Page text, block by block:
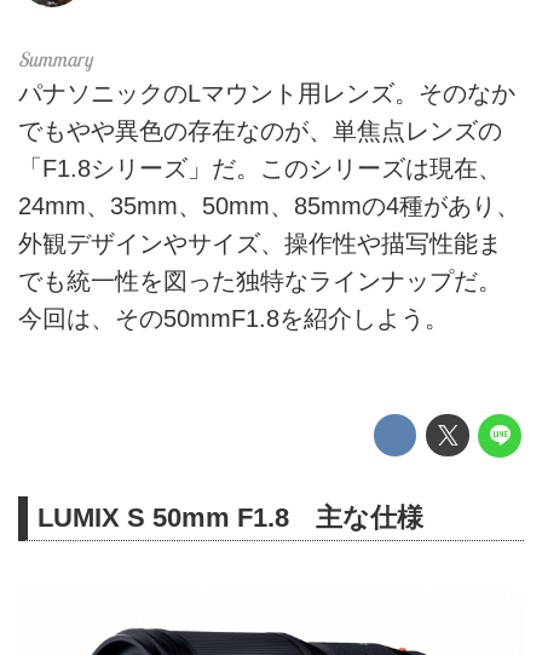
パナソニックのLマウント用レンズ。そのなか
でもやや異色の存在なのが、単焦点レンズの
「F1.8シリーズ」だ。このシリーズは現在、
24mm、35mm、50mm、85mmの4種があり、
外観デザインやサイズ、操作性や描写性能ま
でも統一性を図った独特なラインナップだ。
今回は、その50mmF1.8を紹介しよう。
LUMIX S 50mm F1.8 主な仕様